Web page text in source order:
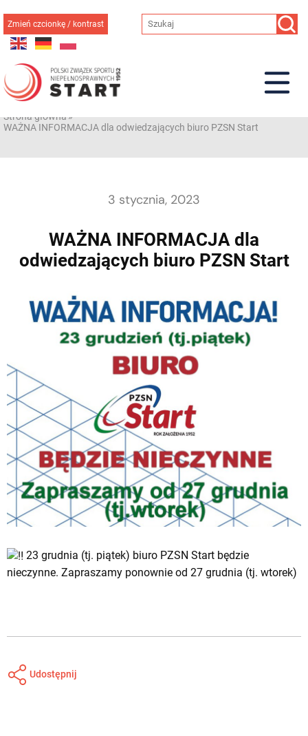
do
treści
Zmień czcionkę / kontrast
Strona główna»
WAŻNA INFORMACJA dla odwiedzających biuro PZSN Start
3 stycznia, 2023
WAŻNA INFORMACJA dla
odwiedzających biuro PZSN Start
23 grudnia (tj. piątek) biuro PZSN Start będzie
nieczynne. Zapraszamy ponownie od 27 grudnia (tj. wtorek)
Udostępnij